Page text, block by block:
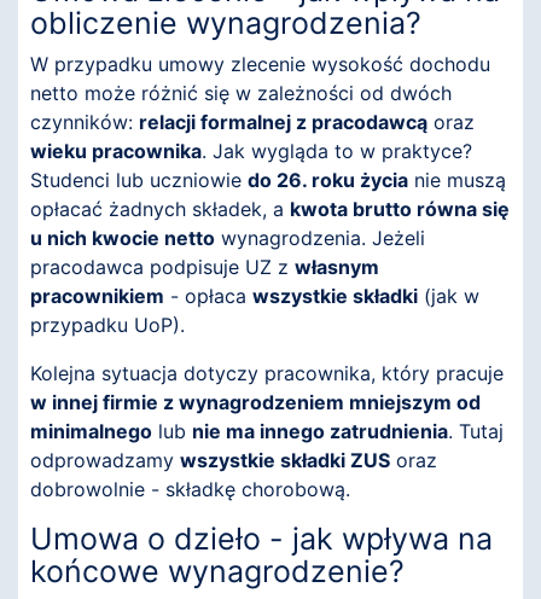
obliczenie wynagrodzenia?
W przypadku umowy zlecenie wysokość dochodu
netto może różnić się w zależności od dwóch
czynników: relacji formalnej z pracodawcą oraz
wieku pracownika. Jak wygląda to w praktyce?
Studenci lub uczniowie do 26. roku życia nie muszą
opłacać żadnych składek, a kwota brutto równa się
u nich kwocie netto wynagrodzenia. Jeżeli
pracodawca podpisuje UZ z własnym
pracownikiem - opłaca wszystkie składki (jak w
przypadku UoP).
Kolejna sytuacja dotyczy pracownika, który pracuje
w innej firmie z wynagrodzeniem mniejszym od
minimalnego lub nie ma innego zatrudnienia. Tutaj
odprowadzamy wszystkie składki ZUS oraz
dobrowolnie - składkę chorobową.
Umowa o dzieło - jak wpływa na
końcowe wynagrodzenie?